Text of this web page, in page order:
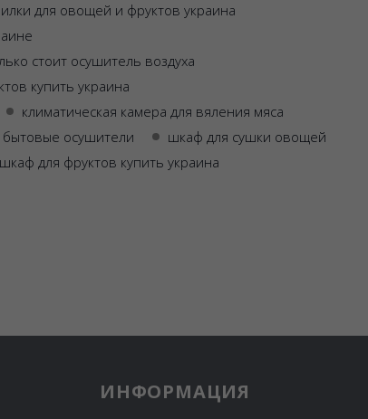
для овощей и фруктов украина
стоит осушитель воздуха
купить украина
климатическая камера для вяления мяса
бытовые осушители
шкаф для сушки овощей
для фруктов купить украина
ИНФОРМАЦИЯ